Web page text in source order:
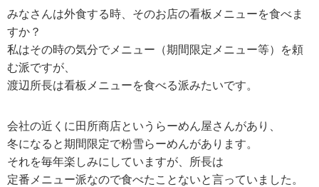
みなさんは外食する時、そのお店の看板メニューを食べま
すか？
私はその時の気分でメニュー（期間限定メニュー等）を頼
む派ですが、
渡辺所長は看板メニューを食べる派みたいです。
会社の近くに田所商店というらーめん屋さんがあり、
冬になると期間限定で粉雪らーめんがあります。
それを毎年楽しみにしていますが、所長は
定番メニュー派なので食べたことないと言っていました。